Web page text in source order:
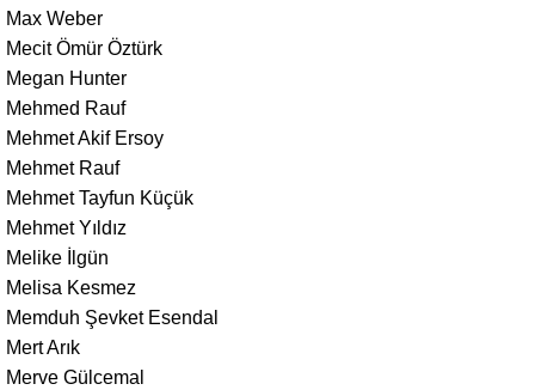
Max Weber
Mecit Ömür Öztürk
Megan Hunter
Mehmed Rauf
Mehmet Akif Ersoy
Mehmet Rauf
Mehmet Tayfun Küçük
Mehmet Yıldız
Melike İlgün
Melisa Kesmez
Memduh Şevket Esendal
Mert Arık
Merve Gülcemal